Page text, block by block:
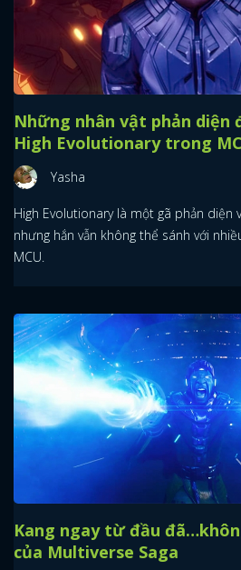
Những nhân vật phản diện
High Evolutionary trong
Yasha
High Evolutionary là một gã phản diện
nhưng hắn vẫn không thể sánh với
MCU.
Kang ngay từ đầu
của Multiverse Saga